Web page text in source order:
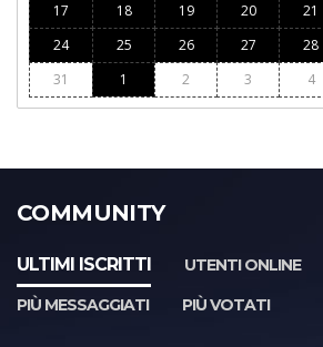
17
18 19 20 21
24
25 26 27 28
31
1 2 3 4
COMMUNITY
ULTIMI ISCRITTI UTENTI ONLINE
PIÙ MESSAGGIATI
PIÙ VOTATI